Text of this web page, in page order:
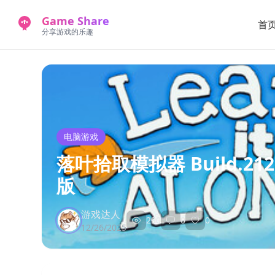
Game Share
分享游戏的乐趣
首
电脑游戏
落叶拾取模拟器
版
游戏达人
12/26/2025
290 0 0